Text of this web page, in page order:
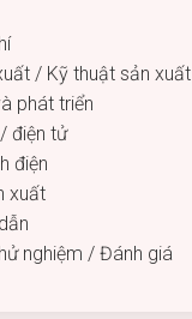
/ Kỹ thuật sản xuất
phát triển
/ điện tử
điện
xuất
nghiệm / Đánh giá